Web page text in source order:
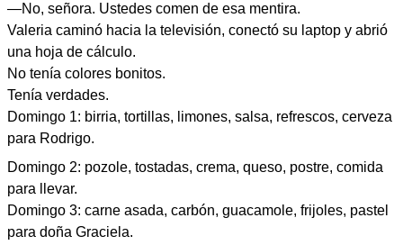
—No, señora. Ustedes comen de esa mentira.
Valeria caminó hacia la televisión, conectó su laptop y abrió
una hoja de cálculo.
No tenía colores bonitos.
Tenía verdades.
Domingo 1: birria, tortillas, limones, salsa, refrescos, cerveza
para Rodrigo.
Domingo 2: pozole, tostadas, crema, queso, postre, comida
para llevar.
Domingo 3: carne asada, carbón, guacamole, frijoles, pastel
para doña Graciela.